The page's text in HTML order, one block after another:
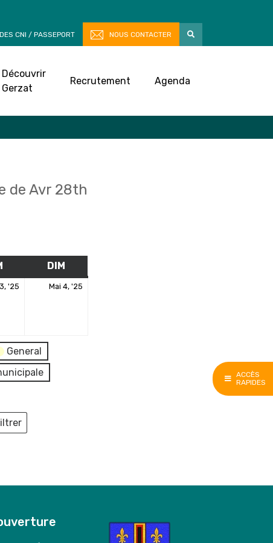
ACCÈS
RAPIDES
CNI / PASSEPORT NOUS CONTACTER
Découvrir
Gerzat
Recrutement Agenda
de Avr 28th
DIM
'25 Mai 4, '25
General